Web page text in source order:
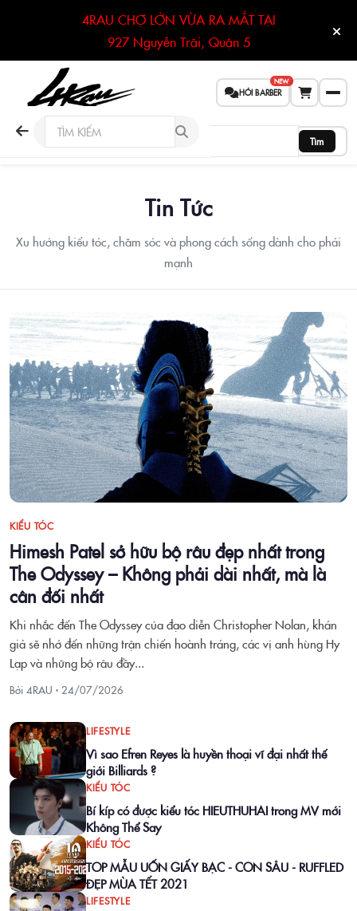
4RAU CHỢ LỚN VỪA RA MẮT TẠI
927 Nguyễn Trãi, Quận 5
HỎI BARBER
NEW
Tìm
Tin Tức
Xu hướng kiểu tóc, chăm sóc và phong cách sống dành cho phái
mạnh
KIỂU TÓC
Himesh Patel sở hữu bộ râu đẹp nhất trong
The Odyssey – Không phải dài nhất, mà là
cân đối nhất
Khi nhắc đến The Odyssey của đạo diễn Christopher Nolan, khán
giả sẽ nhớ đến những trận chiến hoành tráng, các vị anh hùng Hy
Lạp và những bộ râu đầy...
Bởi 4RAU · 24/07/2026
LIFESTYLE
Vì sao Efren Reyes là huyền thoại vĩ đại nhất thế
giới Billiards ?
KIỂU TÓC
Bí kíp có được kiểu tóc HIEUTHUHAI trong MV mới
Không Thể Say
KIỂU TÓC
TOP MẪU UỐN GIẤY BẠC - CON SÂU - RUFFLED
ĐẸP MÙA TẾT 2021
LIFESTYLE